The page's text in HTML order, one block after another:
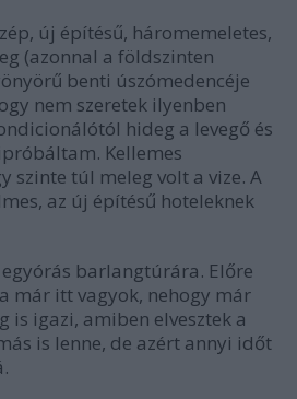
új építésű, háromemeletes,
(azonnal a földszinten
benti úszómedencéje
nem szeretek ilyenben
hideg a levegő és
Kellemes
szinte túl meleg volt a vize. A
az új építésű hoteleknek
barlangtúrára. Előre
már itt vagyok, nehogy már
is igazi, amiben elvesztek a
is lenne, de azért annyi időt